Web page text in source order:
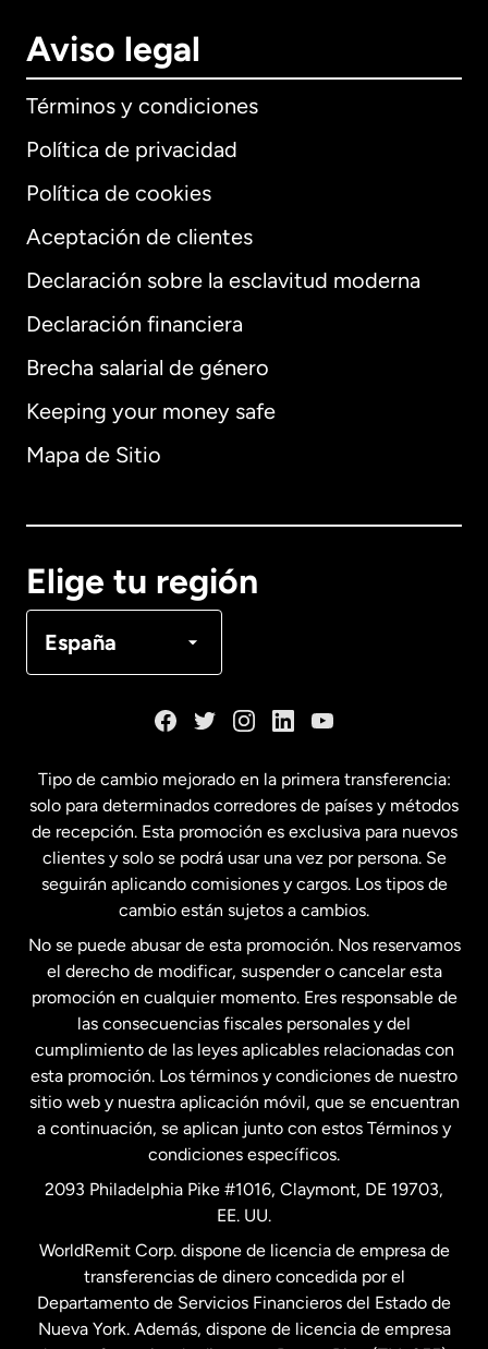
Aviso legal
Términos y condiciones
Política de privacidad
Política de cookies
Aceptación de clientes
Declaración sobre la esclavitud moderna
Declaración financiera
Brecha salarial de género
Keeping your money safe
Mapa de Sitio
Elige tu región
España
Internacional English
Alemania
Français
Estados Unidos English
Estados Unidos Español
Francia
Malasia
Nueva Zelanda
Países Bajos
Suecia
Tipo de cambio mejorado en la primera transferencia:
solo para determinados corredores de países y métodos
de recepción. Esta promoción es exclusiva para nuevos
clientes y solo se podrá usar una vez por persona. Se
seguirán aplicando comisiones y cargos. Los tipos de
cambio están sujetos a cambios.
No se puede abusar de esta promoción. Nos reservamos
el derecho de modificar, suspender o cancelar esta
promoción en cualquier momento. Eres responsable de
las consecuencias fiscales personales y del
cumplimiento de las leyes aplicables relacionadas con
esta promoción. Los términos y condiciones de nuestro
sitio web y nuestra aplicación móvil, que se encuentran
a continuación, se aplican junto con estos Términos y
condiciones específicos.
2093 Philadelphia Pike #1016, Claymont, DE 19703,
EE. UU.
WorldRemit Corp. dispone de licencia de empresa de
transferencias de dinero concedida por el
Departamento de Servicios Financieros del Estado de
Nueva York. Además, dispone de licencia de empresa